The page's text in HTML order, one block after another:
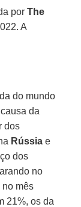
porThe
A
do mundo
da
dos
Rússia e
dos
no
no mês
21%, os da